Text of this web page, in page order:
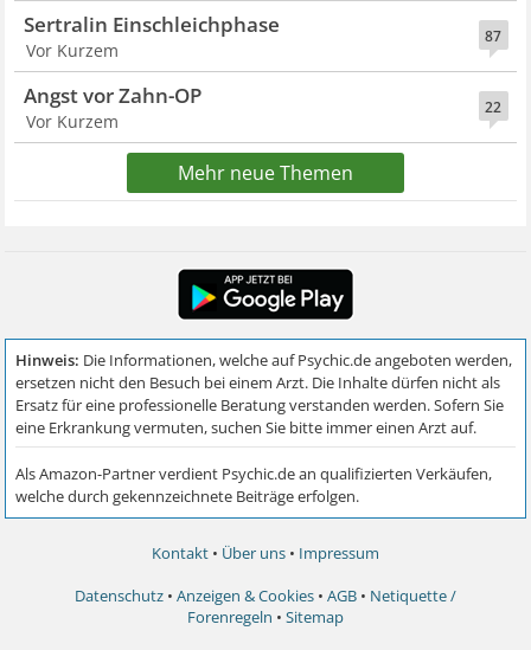
87
Sertralin Einschleichphase
Vor Kurzem
22
Angst vor Zahn-OP
Vor Kurzem
Mehr neue Themen
Kontakt • Über uns • Impressum
Datenschutz • Anzeigen & Cookies • AGB • Netiquette /
Forenregeln • Sitemap